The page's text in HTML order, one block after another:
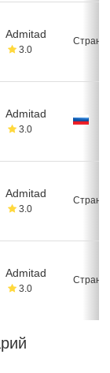
Admitad
3.0
Стран:
Admitad
3.0
Admitad
3.0
Стран:
Admitad
3.0
Стран: